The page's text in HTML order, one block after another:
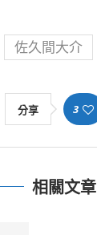
佐久間大介
分享 3
相關文章